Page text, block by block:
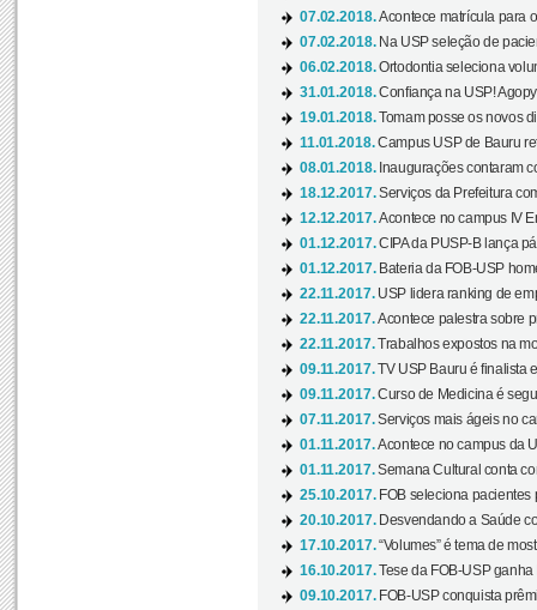
07.02.2018.Acontece matrícula para
07.02.2018. Na USP seleção de
06.02.2018.Ortodontia seleciona
31.01.2018.Confiança na USP!
19.01.2018.Tomam posse os novos
11.01.2018.Campus USP de Bauru
08.01.2018. Inaugurações contaram
18.12.2017.Serviços da Prefeitura
12.12.2017.Acontece no campus IV
01.12.2017.CIPA da PUSP-B lança
01.12.2017. Bateria da FOB-USP
22.11.2017. USP lidera ranking de
22.11.2017.Acontece palestra sobre
22.11.2017.Trabalhos expostos na
09.11.2017.TV USP Bauru é finalista
09.11.2017.Curso de Medicina é
07.11.2017.Serviços mais ágeis no
01.11.2017.Acontece no campus da
01.11.2017.Semana Cultural conta
25.10.2017. FOB seleciona pacientes
20.10.2017. Desvendando a Saúde
17.10.2017.“Volumes” é tema de
16.10.2017.Tese da FOB-USP
09.10.2017. FOB-USP conquista